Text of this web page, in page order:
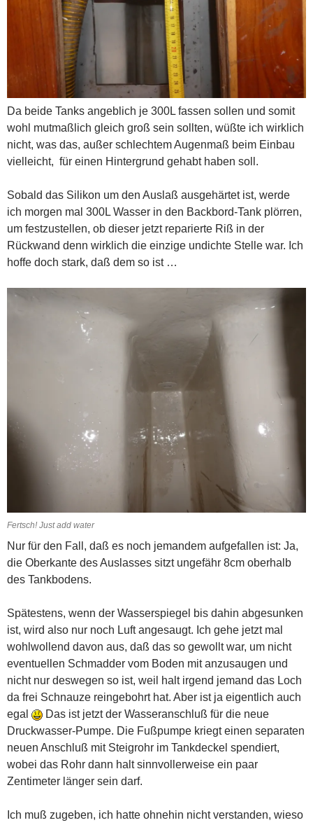
Da beide Tanks angeblich je 300L fassen sollen und somit
wohl mutmaßlich gleich groß sein sollten, wüßte ich wirklich
nicht, was das, außer schlechtem Augenmaß beim Einbau
vielleicht, für einen Hintergrund gehabt haben soll.
Sobald das Silikon um den Auslaß ausgehärtet ist, werde
ich morgen mal 300L Wasser in den Backbord-Tank plörren,
um festzustellen, ob dieser jetzt reparierte Riß in der
Rückwand denn wirklich die einzige undichte Stelle war. Ich
hoffe doch stark, daß dem so ist …
Fertsch! Just add water
Nur für den Fall, daß es noch jemandem aufgefallen ist: Ja,
die Oberkante des Auslasses sitzt ungefähr 8cm oberhalb
des Tankbodens.
Spätestens, wenn der Wasserspiegel bis dahin abgesunken
ist, wird also nur noch Luft angesaugt. Ich gehe jetzt mal
wohlwollend davon aus, daß das so gewollt war, um nicht
eventuellen Schmadder vom Boden mit anzusaugen und
nicht nur deswegen so ist, weil halt irgend jemand das Loch
da frei Schnauze reingebohrt hat. Aber ist ja eigentlich auch
egal
Das ist jetzt der Wasseranschluß für die neue
Druckwasser-Pumpe. Die Fußpumpe kriegt einen separaten
neuen Anschluß mit Steigrohr im Tankdeckel spendiert,
wobei das Rohr dann halt sinnvollerweise ein paar
Zentimeter länger sein darf.
Ich muß zugeben, ich hatte ohnehin nicht verstanden, wieso